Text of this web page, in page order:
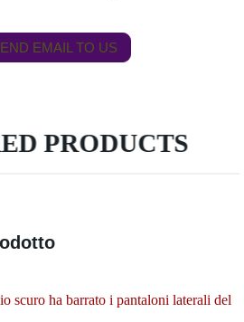
EMAIL TO US
PRODUCTS
scuro ha barrato i pantaloni laterali del